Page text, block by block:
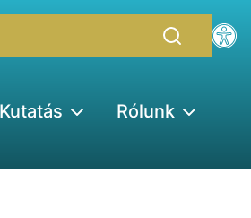
Kutatás
Rólunk